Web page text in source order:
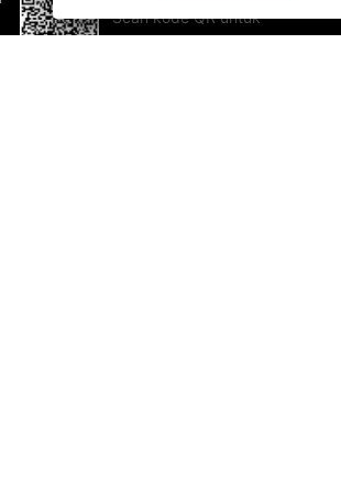
Scan kode QR untuk
mengunduh sekarang!